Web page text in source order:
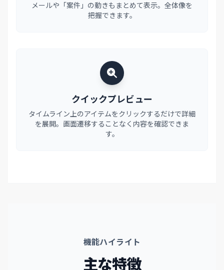
メールや「案件」の動きもまとめて表示。全体像を
把握できます。
クイックプレビュー
タイムライン上のアイテムをクリックするだけで詳細
を展開。画面遷移することなく内容を確認できま
す。
機能ハイライト
主な特徴